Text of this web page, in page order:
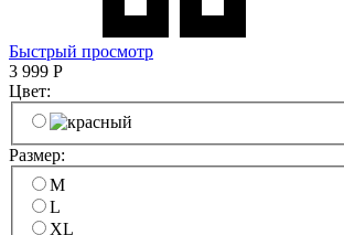
Быстрый просмотр
3 999 Р
Цвет:
Размер:
M
L
XL